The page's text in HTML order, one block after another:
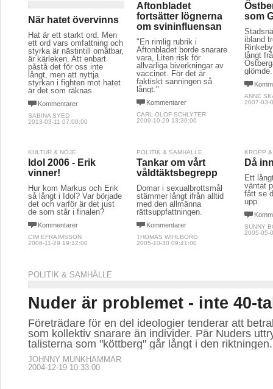
När hatet övervinns
Hat är ett starkt ord. Men
ett ord vars omfattning och
styrka är nästintill omätbar,
är kärleken. Att enbart
påstå det för oss inte
långt, men att nyttja
styrkan i fighten mot hatet
är det som räknas.
Kommentarer
SABINA SYED
2013-03-11 07:00:00
Aftonbladet
fortsätter lögnerna
om svininfluensan
"En rimlig rubrik i
Aftonbladet borde snarare
vara, Liten risk för
allvarliga biverkningar av
vaccinet. För det är
faktiskt sanningen så
långt."
Kommentarer
CARL OLOF SCHLYTER
2009-10-29 13:30:00
som
ibland
långt
glömde.
ANNE
2007-03-
KULTUR & NÖJE
Idol 2006 - Erik
vinner!
Hur kom Markus och Erik
så långt i Idol? Var började
det och varför är det just
de som står i finalen?
Kommentarer
CIM EFRAIMSSON
2006-11-29 19:12:00
POLITIK & SAMHÄLLE
Tankar om vårt
våldtäktsbegrepp
Domar i sexualbrottsmål
stämmer långt ifrån alltid
med den allmänna
rättsuppfattningen.
Kommentarer
THOMAS WIHLBORG
2005-10-30 09:41:00
KROPP
Då
Ett
väntat
fått se
upp.
SUNNY
2005-05-
POLITIK & SAMHÄLLE
Nuder är problemet - inte 40-
Företrädare för en del ideologier tenderar att
som kollektiv snarare än individer. Pär Nuders
talisterna som "köttberg" går långt i den riktningen.
JOHNNY MUNKHAMMAR
2004-12-19 10:33:00